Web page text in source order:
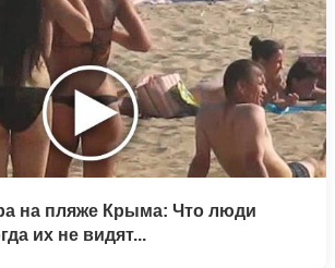
на пляже Крыма: Что люди
их не видят...